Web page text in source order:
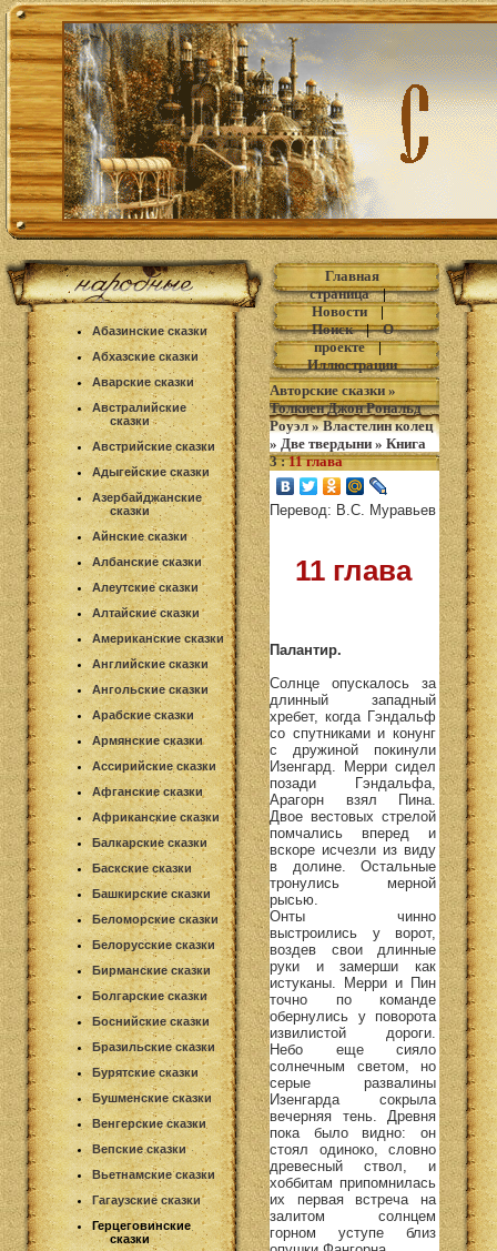
Абазинские сказки
Абхазские сказки
Аварские сказки
Австралийские
сказки
Австрийские сказки
Адыгейские сказки
Азербайджанские
сказки
Айнские сказки
Албанские сказки
Алеутские сказки
Алтайские сказки
Американские сказки
Английские сказки
Ангольские сказки
Арабские сказки
Армянские сказки
Ассирийские сказки
Афганские сказки
Африканские сказки
Балкарские сказки
Баскские сказки
Башкирские сказки
Беломорские сказки
Белорусские сказки
Бирманские сказки
Болгарские сказки
Боснийские сказки
Бразильские сказки
Бурятские сказки
Бушменские сказки
Венгерские сказки
Вепские сказки
Вьетнамские сказки
Гагаузские сказки
Герцеговинские
сказки
Главная
страница|
Новости|
Поиск|О
проекте|
Иллюстрации
Авторские сказки »
Толкиен Джон Рональд
Роуэл»Властелин колец
» Две твердыни » Книга
3: 11 глава
Перевод: В.С. Муравьев
11 глава
Палантир.
Солнце опускалось за
длинный западный
хребет, когда Гэндальф
со спутниками и конунг
с дружиной покинули
Изенгард. Мерри сидел
позади Гэндальфа,
Арагорн взял Пина.
Двое вестовых стрелой
помчались вперед и
вскоре исчезли из виду
в долине. Остальные
тронулись мерной
рысью.
Онты чинно
выстроились у ворот,
воздев свои длинные
руки и замерши как
истуканы. Мерри и Пин
точно по команде
обернулись у поворота
извилистой дороги.
Небо еще сияло
солнечным светом, но
серые развалины
Изенгарда сокрыла
вечерняя тень. Древня
пока было видно: он
стоял одиноко, словно
древесный ствол, и
хоббитам припомнилась
их первая встреча на
залитом солнцем
горном уступе близ